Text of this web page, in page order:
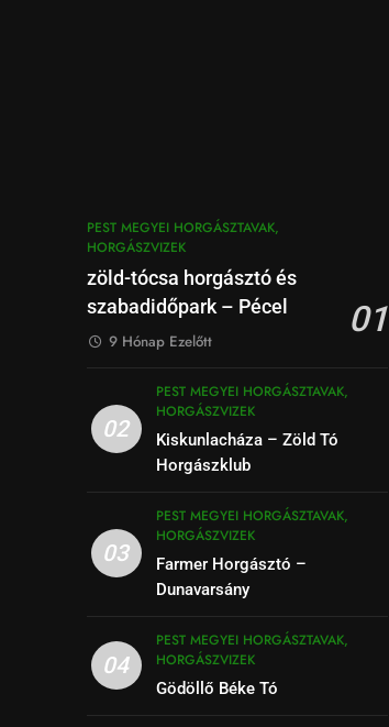
PEST MEGYEI HORGÁSZTAVAK,
HORGÁSZVIZEK
zöld-tócsa horgásztó és
szabadidőpark – Pécel
01
9 Hónap Ezelőtt
02
PEST MEGYEI HORGÁSZTAVAK,
HORGÁSZVIZEK
Kiskunlacháza – Zöld Tó
Horgászklub
03
PEST MEGYEI HORGÁSZTAVAK,
HORGÁSZVIZEK
Farmer Horgásztó –
Dunavarsány
04
PEST MEGYEI HORGÁSZTAVAK,
HORGÁSZVIZEK
Gödöllő Béke Tó